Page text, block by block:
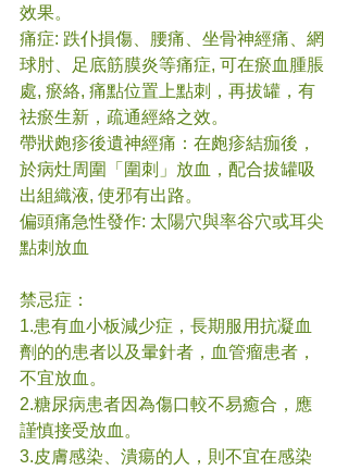
效果。
痛症: 跌仆損傷、腰痛、坐骨神經痛、網
球肘、足底筋膜炎等痛症, 可在瘀血腫脹
處, 瘀絡, 痛點位置上點刺，再拔罐，有
祛瘀生新，疏通經絡之效。
帶狀皰疹後遺神經痛：在皰疹結痂後，
於病灶周圍「圍刺」放血，配合拔罐吸
出組織液, 使邪有出路。
偏頭痛急性發作: 太陽穴與率谷穴或耳尖
點刺放血
禁忌症：
1.患有血小板減少症，長期服用抗凝血
劑的的患者以及暈針者，血管瘤患者，
不宜放血。
2.糖尿病患者因為傷口較不易癒合，應
謹慎接受放血。
3.皮膚感染、潰瘍的人，則不宜在感染